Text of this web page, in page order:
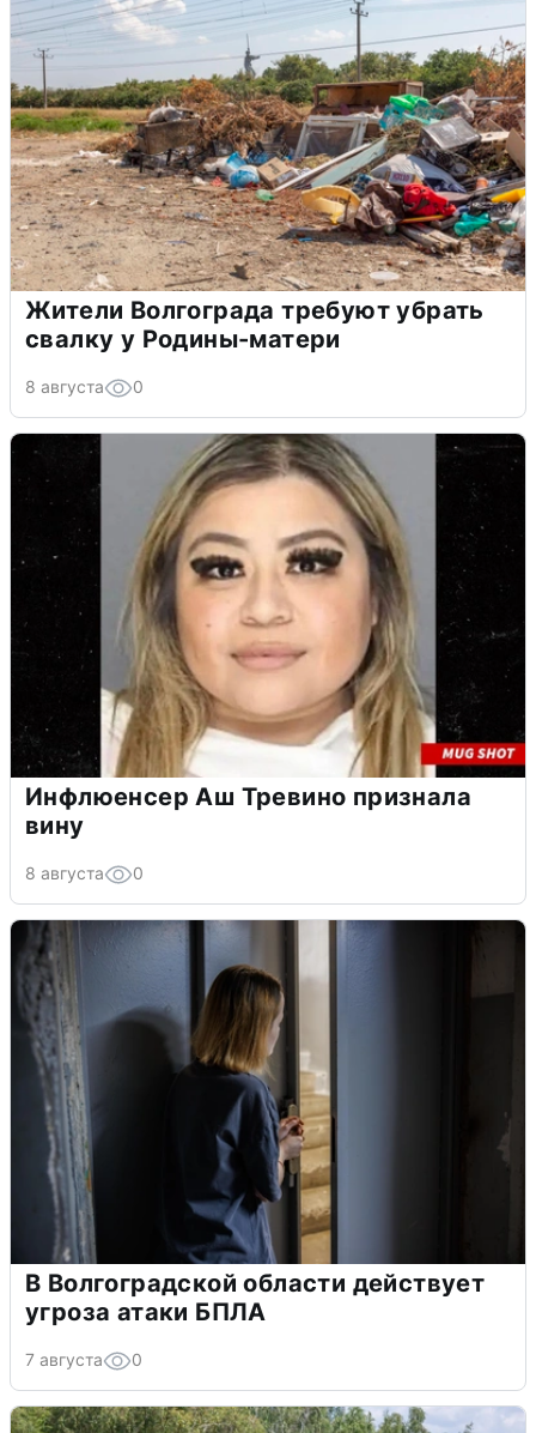
Жители Волгограда требуют убрать
свалку у Родины-матери
8 августа 0
Инфлюенсер Аш Тревино признала
вину
8 августа 0
В Волгоградской области действует
угроза атаки БПЛА
7 августа 0